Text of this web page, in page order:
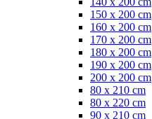
150 x 200 cm
160 x 200 cm
170 x 200 cm
180 x 200 cm
190 x 200 cm
200 x 200 cm
80 x 210 cm
80 x 220 cm
90 x 210 cm